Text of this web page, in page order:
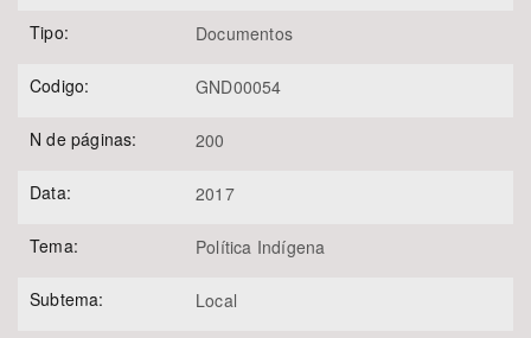
Tipo: Documentos
Codigo: GND00054
N de páginas: 200
Data: 2017
Tema: Política Indígena
Subtema: Local